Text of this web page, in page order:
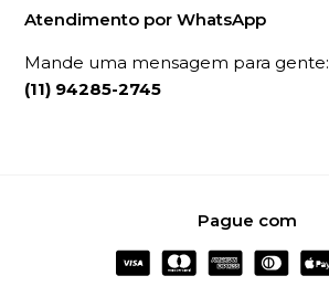
Atendimento por WhatsApp
Mande uma mensagem para gente:
(11) 94285-2745
Pague com